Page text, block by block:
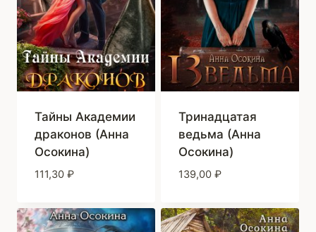
Тайны Академии
драконов (Анна
Осокина)
111,30 ₽
Тринадцатая
ведьма (Анна
Осокина)
139,00 ₽